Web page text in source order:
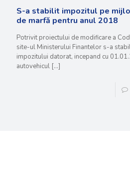
S-a stabilit impozitul pe
de marfă pentru anul 2018
Potrivit proiectului de modificare a
site-ul Ministerului Finantelor s-a
impozitului datorat, incepand cu
autovehicul […]